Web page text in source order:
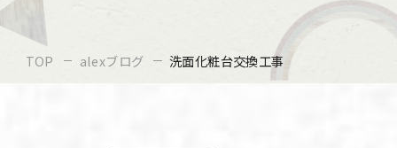
TOP alexブログ 洗面化粧台交換工事